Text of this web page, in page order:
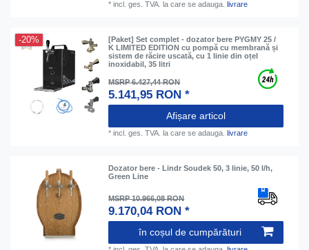
*incl. ges. TVA. la care se adauga.livrare
-20%
[Paket] Set complet - dozator bere PYGMY 25 /
K LIMITED EDITION cu pompă cu membrană și
sistem de răcire uscată, cu 1 linie din oțel
inoxidabil, 35 litri
MSRP 6.427,44 RON
5.141,95 RON *
Afișare articol
*incl. ges. TVA. la care se adauga.livrare
Dozator bere - Lindr Soudek 50, 3 linie, 50 l/h,
Green Line
MSRP 10.966,08 RON
9.170,04 RON *
în coșul de cumpărături